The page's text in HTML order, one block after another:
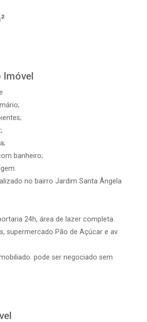
Imóvel
banheiro;
no bairro Jardim Santa Ângela
24h, área de lazer completa.
supermercado Pão de Açúcar e av.
pode ser negociado sem